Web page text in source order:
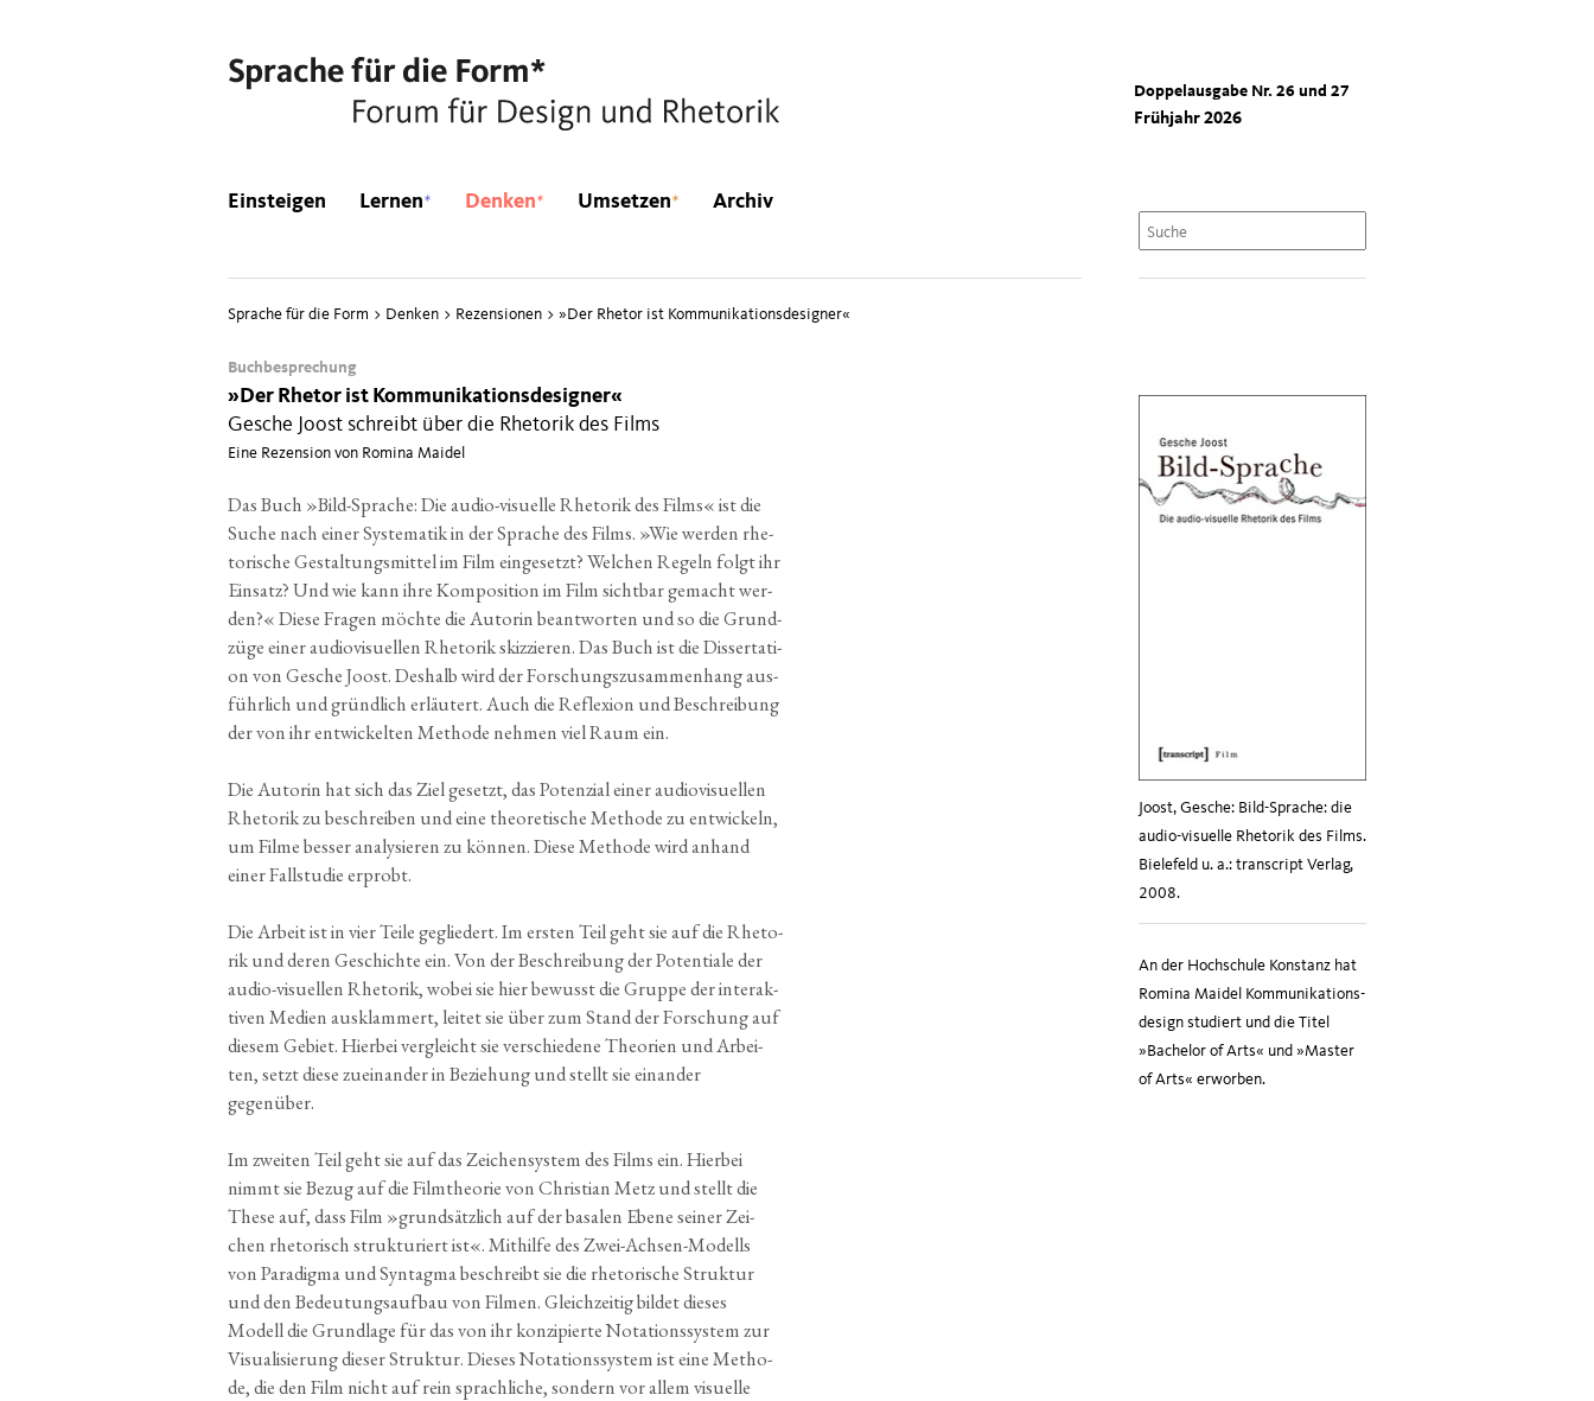
Einsteigen Lernen* Denken* Umsetzen* Archiv
Doppelausgabe Nr. 26 und 27
Frühjahr 2026
Sprache für die Form > Denken > Rezensionen > » Der Rhetor ist Kommunikationsdesigner«
Buchbesprechung
» Der Rhetor ist Kommunikationsdesigner«
Gesche Joost schreibt über die Rhetorik des Films
Eine Rezension von Romina Maidel
Das Buch »Bild-Spra­che: Die audio-visu­el­le Rhe­to­rik des Films« ist die
Suche nach einer Sys­te­ma­tik in der Spra­che des Films. »Wie wer­den rhe­
to­ri­sche Gestal­tungs­mit­tel im Film ein­ge­setzt? Wel­chen Regeln folgt ihr
Ein­satz? Und wie kann ihre Komposi­tion im Film sicht­bar gemacht wer­
den?« Die­se Fra­gen möch­te die Autorin beant­wor­ten und so die Grund­
zü­ge einer audio­visuellen Rhe­to­rik skiz­zie­ren. Das Buch ist die Dis­ser­ta­ti­
on von Gesche Joost. Des­halb wird der For­schungs­zu­sam­men­hang aus­
führ­lich und gründ­lich erläu­tert. Auch die Refle­xi­on und Beschrei­bung
der von ihr ent­wi­ckel­ten Metho­de neh­men viel Raum ein.
Die Autorin hat sich das Ziel gesetzt, das Poten­zi­al einer audio­visuellen
Rhe­to­rik zu beschrei­ben und eine theo­re­ti­sche Metho­de zu ent­wi­ckeln,
um Fil­me bes­ser ana­ly­sie­ren zu kön­nen. Die­se Metho­de wird anhand
einer Fall­stu­die erprobt.
Die Arbeit ist in vier Tei­le geglie­dert. Im ers­ten Teil geht sie auf die Rhe­to­
rik und deren Geschich­te ein. Von der Beschrei­bung der Poten­tia­le der
audio-visu­el­len Rhe­to­rik, wobei sie hier bewusst die Grup­pe der inter­ak­
ti­ven Medi­en aus­klam­mert, lei­tet sie über zum Stand der For­schung auf
die­sem Gebiet. Hier­bei ver­gleicht sie ver­schie­de­ne Theo­rien und Arbei­
ten, setzt die­se zuein­an­der in Bezie­hung und stellt sie ein­an­der
gegenüber.
Im zwei­ten Teil geht sie auf das Zei­chen­sys­tem des Films ein. Hier­bei
nimmt sie Bezug auf die Film­theo­rie von Chris­ti­an Metz und stellt die
The­se auf, dass Film »grund­sätz­lich auf der basa­len Ebe­ne sei­ner Zei­
chen rhe­to­risch struk­tu­riert ist«. Mit­hilfe des Zwei-Ach­sen-Modells
von Para­dig­ma und Syn­tag­ma beschreibt sie die rhe­to­ri­sche Struk­tur
und den Bedeutungsauf­bau von Fil­men. Gleich­zei­tig bil­det die­ses
Modell die Grund­la­ge für das von ihr kon­zi­pier­te Nota­ti­ons­sys­tem zur
Visua­li­sie­rung die­ser Struk­tur. Die­ses Nota­ti­ons­sys­tem ist eine Metho­
de, die den Film nicht auf rein sprach­li­che, son­dern vor allem visu­el­le
Joost, Gesche: Bild-Sprache: die
audio-visuelle Rhetorik des Films.
Bielefeld u. a.: transcript Verlag,
2008.
An der Hoch­schule Kon­stanz hat
Romi­na Mai­del Kom­mu­nika­ti­ons­
de­sign stu­diert und die Titel
»Bache­lor of Arts« und »Mas­ter
of Arts« erworben.